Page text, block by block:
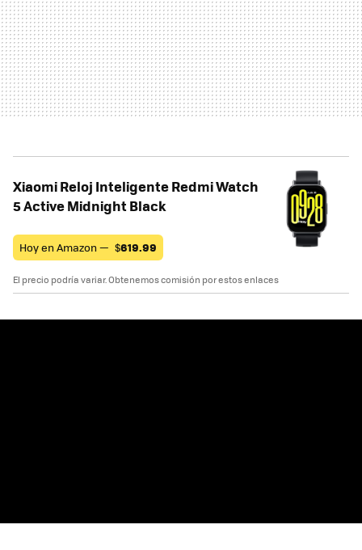
Xiaomi Reloj Inteligente Redmi Watch
5 Active Midnight Black
Hoy en Amazon — $619.99
El precio podría variar. Obtenemos comisión por estos enlaces